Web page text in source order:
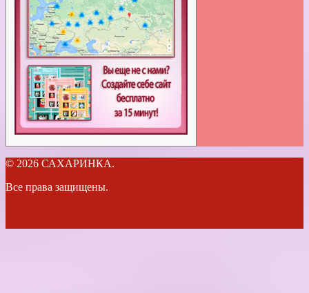
© 2026 САХАРИНКА.
Все права защищены.